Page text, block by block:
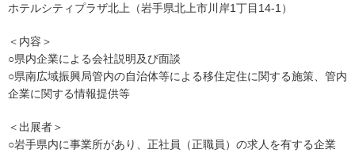
ホテルシティプラザ北上（岩手県北上市川岸1丁目14-1）
＜内容＞
○県内企業による会社説明及び面談
○県南広域振興局管内の自治体等による移住定住に関する施策、管内
企業に関する情報提供等
＜出展者＞
○岩手県内に事業所があり、正社員（正職員）の求人を有する企業